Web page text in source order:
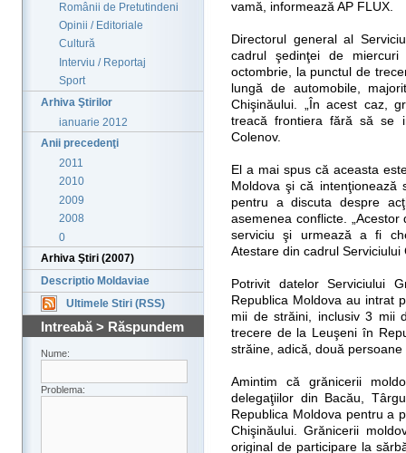
Românii de Pretutindeni
Opinii / Editoriale
Cultură
Interviu / Reportaj
Sport
Arhiva Ştirilor
ianuarie 2012
Anii precedenţi
2011
2010
2009
2008
0
Arhiva Ştiri (2007)
Descriptio Moldaviae
Ultimele Stiri (RSS)
Intreabă > Răspundem
Nume:
Problema:
vamă, informează AP FLUX.
Directorul general al
cadrul şedinţei de
octombrie, la punctul de
lungă de automobile,
Chişinăului. „În acest caz,
treacă frontiera fără să se
Colenov.
El a mai spus că aceasta
Moldova şi că intenţionează
pentru a discuta despre
asemenea conflicte.
serviciu şi urmează a fi
Atestare din cadrul Serviciului
Potrivit datelor Serviciului
Republica Moldova au intrat
mii de străini, inclusiv 3 mii
trecere de la Leuşeni în
străine, adică, două persoane
Amintim că grănicerii
delegaţiilor din Bacău,
Republica Moldova pentru a
Chişinăului. Grănicerii
original de participare la